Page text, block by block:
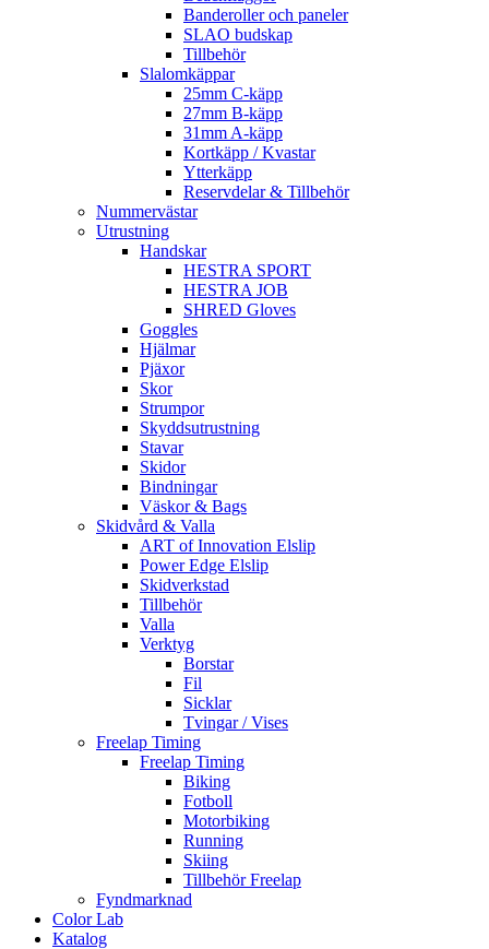
Banderoller och paneler
SLAO budskap
Tillbehör
Slalomkäppar
25mm C-käpp
27mm B-käpp
31mm A-käpp
Kortkäpp / Kvastar
Ytterkäpp
Reservdelar & Tillbehör
Nummervästar
Utrustning
Handskar
HESTRA SPORT
HESTRA JOB
SHRED Gloves
Goggles
Hjälmar
Pjäxor
Skor
Strumpor
Skyddsutrustning
Stavar
Skidor
Bindningar
Väskor & Bags
Skidvård & Valla
ART of Innovation Elslip
Power Edge Elslip
Skidverkstad
Tillbehör
Valla
Verktyg
Borstar
Fil
Sicklar
Tvingar / Vises
Freelap Timing
Freelap Timing
Biking
Fotboll
Motorbiking
Running
Skiing
Tillbehör Freelap
Fyndmarknad
Color Lab
Katalog